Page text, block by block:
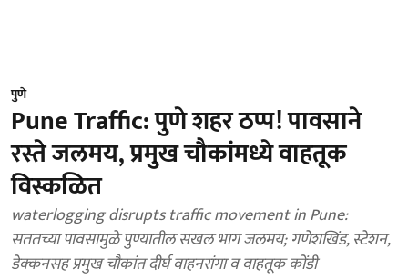
पुणे
Pune Traffic: पुणे शहर ठप्प! पावसाने
रस्ते जलमय, प्रमुख चौकांमध्ये वाहतूक
विस्कळित
waterlogging disrupts traffic movement in Pune:
सततच्या पावसामुळे पुण्यातील सखल भाग जलमय; गणेशखिंड, स्टेशन,
डेक्कनसह प्रमुख चौकांत दीर्घ वाहनरांगा व वाहतूक कोंडी